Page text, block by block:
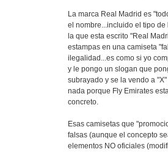
La marca Real Madrid es
el nombre...incluido el tipo
la que esta escrito "Real
estampas en una camiseta
ilegalidad...es como si yo
y le pongo un slogan que
subrayado y se la vendo a
nada porque Fly Emirates
concreto.
Esas camisetas que
falsas (aunque el concepto
elementos NO oficiales